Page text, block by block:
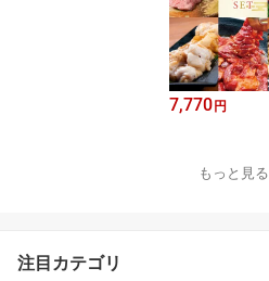
7,770円
もっと見る
注目カテゴリ